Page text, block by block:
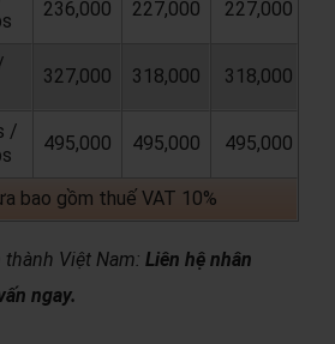
236,000 227,000 227,000
327,000 318,000 318,000
/
495,000 495,000 495,000
bao gồm thuế VAT 10%
Việt Nam: Liên hệ nhân
ngay.